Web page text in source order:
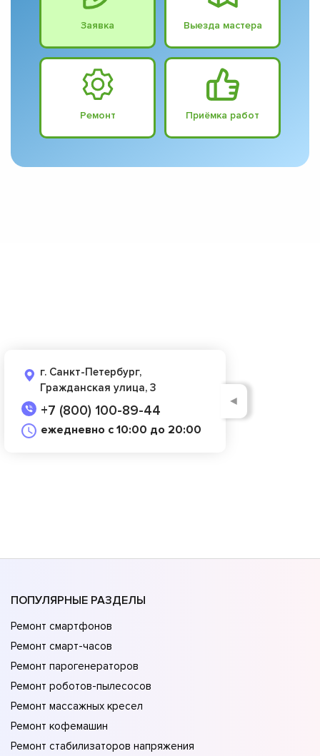
Заявка Выезда мастера
Ремонт Приёмка работ
г. Санкт-Петербург,
Гражданская улица, 3
+7 (800) 100-89-44
ежедневно с 10:00 до 20:00
◄
ПОПУЛЯРНЫЕ РАЗДЕЛЫ
Ремонт смартфонов
Ремонт смарт-часов
Ремонт парогенераторов
Ремонт роботов-пылесосов
Ремонт массажных кресел
Ремонт кофемашин
Ремонт стабилизаторов напряжения